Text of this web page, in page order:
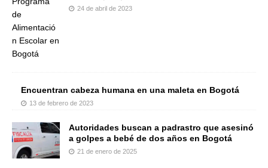
24 de abril de 2023
Encuentran cabeza humana en una maleta en Bogotá
13 de febrero de 2023
Autoridades buscan a padrastro que asesinó
a golpes a bebé de dos años en Bogotá
21 de enero de 2025